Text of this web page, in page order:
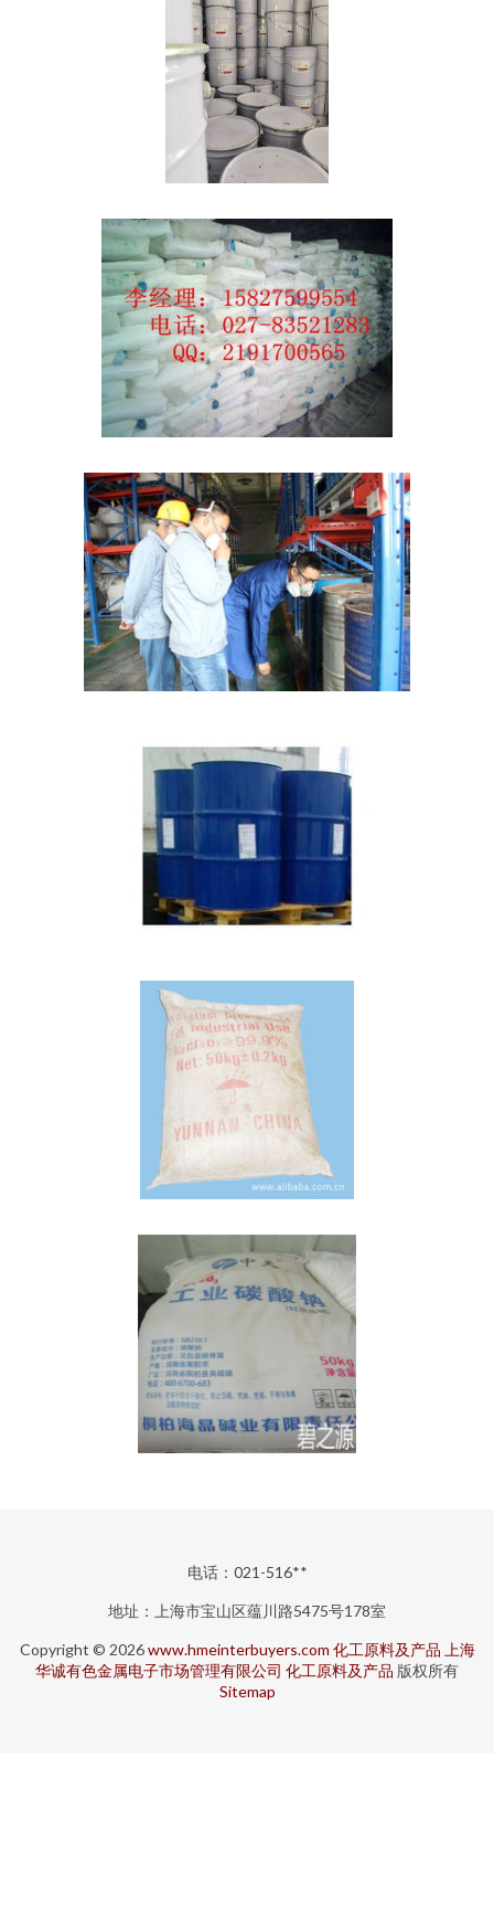
电话：021-516**
地址：上海市宝山区蕴川路5475号178室
Copyright © 2026www.hmeinterbuyers.com 化工原料及产品 上海
华诚有色金属电子市场管理有限公司 化工原料及产品 版权所有
Sitemap